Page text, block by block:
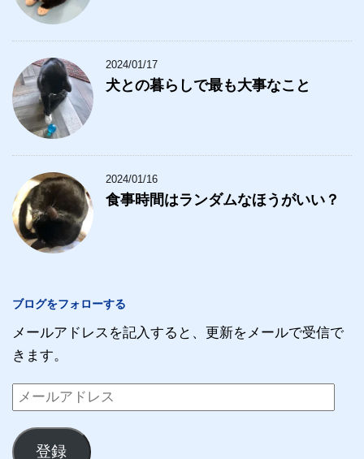
2024/01/17
犬との暮らしで最も大事なこと
2024/01/16
食事時間はランダムなほうがいい？
ブログをフォローする
メールアドレスを記入すると、更新をメールで受信で
きます。
メ
ー
ル
登録